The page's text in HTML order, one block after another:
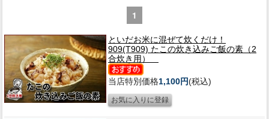
1
といだお米に混ぜて炊くだけ！
909(T909) たこの炊き込みご飯の素（2
合炊き用）
当店特別価格1,100円(税込)